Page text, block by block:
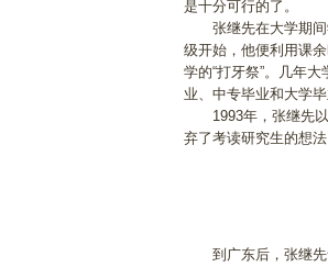
是十分可行的了。
张继先在大学期间
级开始，他便利用课
学的“打牙祭”。几年
业、中专毕业和大学
1993年，张继先以
弃了考读研究生的想
到广东后，张继先